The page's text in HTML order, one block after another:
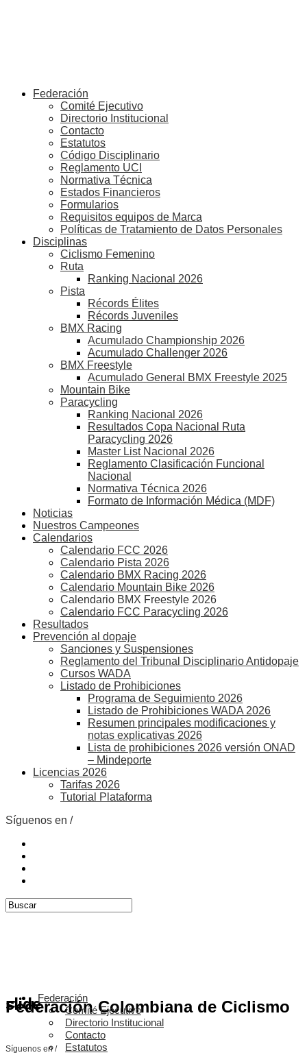
Federación
Comité Ejecutivo
Directorio Institucional
Contacto
Estatutos
Código Disciplinario
Reglamento UCI
Normativa Técnica
Estados Financieros
Formularios
Requisitos equipos de Marca
Políticas de Tratamiento de Datos Personales
Disciplinas
Ciclismo Femenino
Ruta
Ranking Nacional 2026
Pista
Récords Élites
Récords Juveniles
BMX Racing
Acumulado Championship 2026
Acumulado Challenger 2026
BMX Freestyle
Acumulado General BMX Freestyle 2025
Mountain Bike
Paracycling
Ranking Nacional 2026
Resultados Copa Nacional Ruta
Paracycling 2026
Master List Nacional 2026
Reglamento Clasificación Funcional
Nacional
Normativa Técnica 2026
Formato de Información Médica (MDF)
Noticias
Nuestros Campeones
Calendarios
Calendario FCC 2026
Calendario Pista 2026
Calendario BMX Racing 2026
Calendario Mountain Bike 2026
Calendario BMX Freestyle 2026
Calendario FCC Paracycling 2026
Resultados
Prevención al dopaje
Sanciones y Suspensiones
Reglamento del Tribunal Disciplinario Antidopaje
Cursos WADA
Listado de Prohibiciones
Programa de Seguimiento 2026
Listado de Prohibiciones WADA 2026
Resumen principales modificaciones y
notas explicativas 2026
Lista de prohibiciones 2026 versión ONAD
– Mindeporte
Licencias 2026
Tarifas 2026
Tutorial Plataforma
Síguenos en /
Federación Colombiana de Ciclismo
slide
Síguenos en /
Federación
Comité Ejecutivo
Directorio Institucional
Contacto
Estatutos